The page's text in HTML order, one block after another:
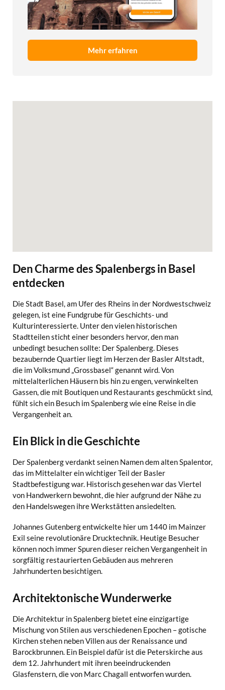
Den Charme des Spalenbergs in Basel
entdecken
Die Stadt Basel, am Ufer des Rheins in der Nordwestschweiz
gelegen, ist eine Fundgrube für Geschichts- und
Kulturinteressierte. Unter den vielen historischen
Stadtteilen sticht einer besonders hervor, den man
unbedingt besuchen sollte: Der Spalenberg. Dieses
bezaubernde Quartier liegt im Herzen der Basler Altstadt,
die im Volksmund „Grossbasel“ genannt wird. Von
mittelalterlichen Häusern bis hin zu engen, verwinkelten
Gassen, die mit Boutiquen und Restaurants geschmückt sind,
fühlt sich ein Besuch im Spalenberg wie eine Reise in die
Vergangenheit an.
Ein Blick in die Geschichte
Der Spalenberg verdankt seinen Namen dem alten Spalentor,
das im Mittelalter ein wichtiger Teil der Basler
Stadtbefestigung war. Historisch gesehen war das Viertel
von Handwerkern bewohnt, die hier aufgrund der Nähe zu
den Handelswegen ihre Werkstätten ansiedelten.
Johannes Gutenberg entwickelte hier um 1440 im Mainzer
Exil seine revolutionäre Drucktechnik. Heutige Besucher
können noch immer Spuren dieser reichen Vergangenheit in
sorgfältig restaurierten Gebäuden aus mehreren
Jahrhunderten besichtigen.
Architektonische Wunderwerke
Die Architektur in Spalenberg bietet eine einzigartige
Mischung von Stilen aus verschiedenen Epochen – gotische
Kirchen stehen neben Villen aus der Renaissance und
Barockbrunnen. Ein Beispiel dafür ist die Peterskirche aus
dem 12. Jahrhundert mit ihren beeindruckenden
Glasfenstern, die von Marc Chagall entworfen wurden.
Mehr erfahren